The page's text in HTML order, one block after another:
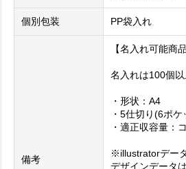
個別包装 PP袋入れ
備考
【名入れ可能商品
名入れは100個以
・形状：A4
・5仕切り(6ポケ
・適正収容量：
※illustratorデー
デザインデータ